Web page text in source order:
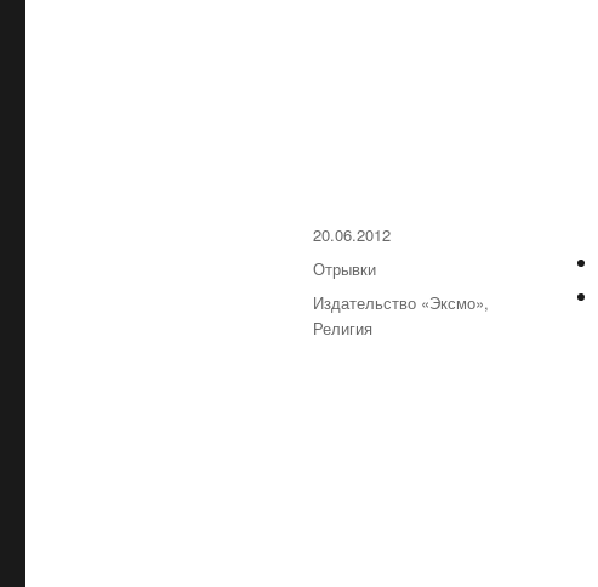
Опубликовано
20.06.2012
Рубрики
Отрывки
Метки
Издательство «Эксмо»,
Религия